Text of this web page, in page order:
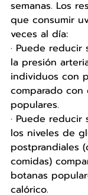
semanas. Los
que consumir
veces al día:
· Puede reducir
la presión
individuos con
comparado con
populares.
· Puede reducir
los niveles de
postprandiales
comidas)
botanas
calórico.